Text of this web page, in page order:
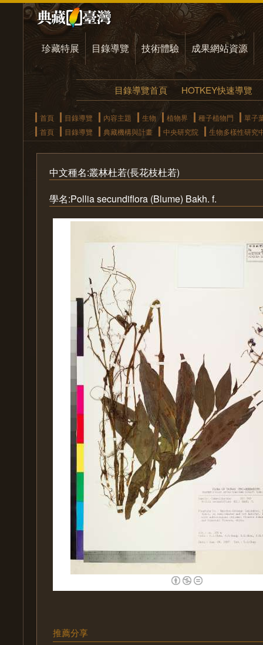
珍藏特展 目錄導覽 技術體驗 成果網站資源
目錄導覽首頁 HOTKEY快速導覽
首頁 目錄導覽 內容主題 生物 植物界 種子植物門
單子
首頁
目錄導覽 典藏機構與計畫 中央研究院 生物多樣性研究
中文種名:叢林杜若(長花枝杜若)
學名:Pollia secundiflora (Blume) Bakh. f.
推薦分享